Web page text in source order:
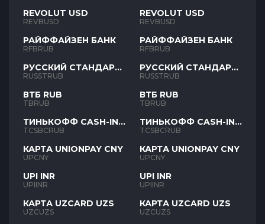
REVOLUT USD
REVBUSD
РАЙФФАЙЗЕН БАНК
RFBRUB
РУССКИЙ СТАНДАРТ
RUB
RUSSTRUB
ВТБ RUB
TBRUB
ТИНЬКОФФ CASH-IN
RUB
TCSBCRUB
КАРТА UNIONPAY CNY
UPCNY
UPI INR
UPIINR
КАРТА UZCARD UZS
UZCUZS
REVOLUT USD
REVBUSD
РАЙФФАЙЗЕН БАНК
RFBRUB
РУССКИЙ СТАНДАРТ
RUB
RUSSTRUB
ВТБ RUB
TBRUB
ТИНЬКОФФ CASH-IN
RUB
TCSBCRUB
КАРТА UNIONPAY CNY
UPCNY
UPI INR
UPIINR
КАРТА UZCARD UZS
UZCUZS